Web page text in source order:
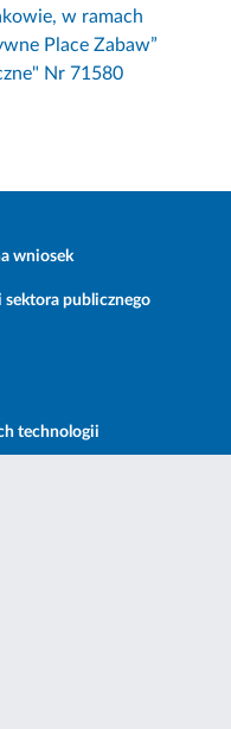
w ramach
Place Zabaw”
Nr 71580
wniosek
publicznego
technologii